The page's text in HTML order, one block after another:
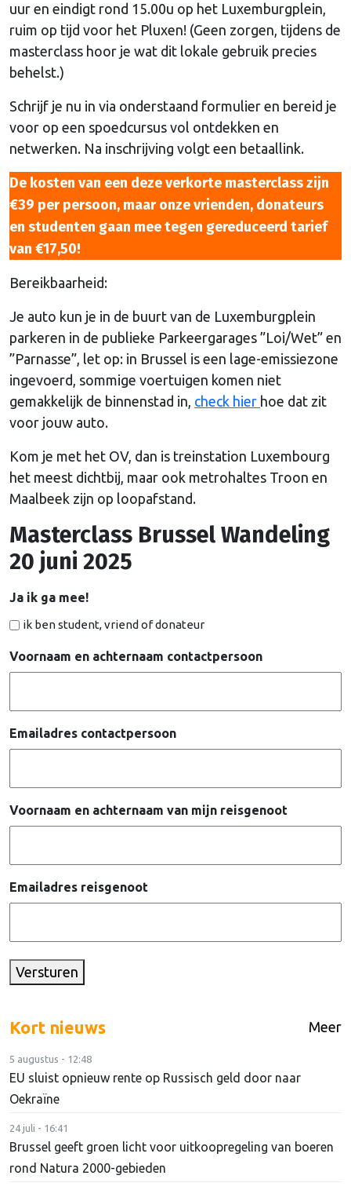
uur en eindigt rond 15.00u op het Luxemburgplein,
ruim op tijd voor het Pluxen! (Geen zorgen, tijdens de
masterclass hoor je wat dit lokale gebruik precies
behelst.)
Schrijf je nu in via onderstaand formulier en bereid je
voor op een spoedcursus vol ontdekken en
netwerken. Na inschrijving volgt een betaallink.
De kosten van een deze verkorte masterclass zijn
€39 per persoon, maar onze vrienden, donateurs
en studenten gaan mee tegen gereduceerd tarief
van €17,50!
Bereikbaarheid:
Je auto kun je in de buurt van de Luxemburgplein
parkeren in de publieke Parkeergarages ”Loi/Wet” en
”Parnasse”, let op: in Brussel is een lage-emissiezone
ingevoerd, sommige voertuigen komen niet
gemakkelijk de binnenstad in, check hier hoe dat zit
voor jouw auto.
Kom je met het OV, dan is treinstation Luxembourg
het meest dichtbij, maar ook metrohaltes Troon en
Maalbeek zijn op loopafstand.
Masterclass Brussel Wandeling
20 juni 2025
Ja ik ga mee!
ik ben student, vriend of donateur
Voornaam en achternaam contactpersoon
Emailadres contactpersoon
Voornaam en achternaam van mijn reisgenoot
Emailadres reisgenoot
Versturen
Kort nieuws Meer
5 augustus - 12:48
EU sluist opnieuw rente op Russisch geld door naar
Oekraïne
24 juli - 16:41
Brussel geeft groen licht voor uitkoopregeling van boeren
rond Natura 2000-gebieden